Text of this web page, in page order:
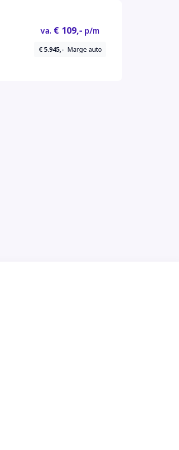
va. € 109,- p/m
€ 5.945,- Marge auto